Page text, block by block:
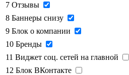
7 Отзывы
8 Баннеры снизу
9 Блок о компании
10 Бренды
11 Виджет соц. сетей на главной
12 Блок ВКонтакте